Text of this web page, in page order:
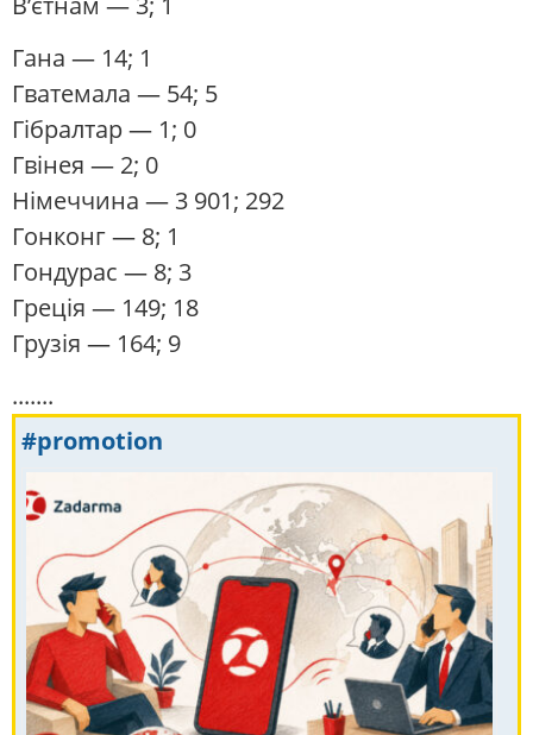
Гана — 14; 1
Гватемала — 54; 5
Гібралтар— 1; 0
Гвінея — 2; 0
Німеччина — 3 901; 292
Гонконг— 8; 1
Гондурас — 8; 3
Греція — 149; 18
Грузія — 164; 9
.......
#promotion